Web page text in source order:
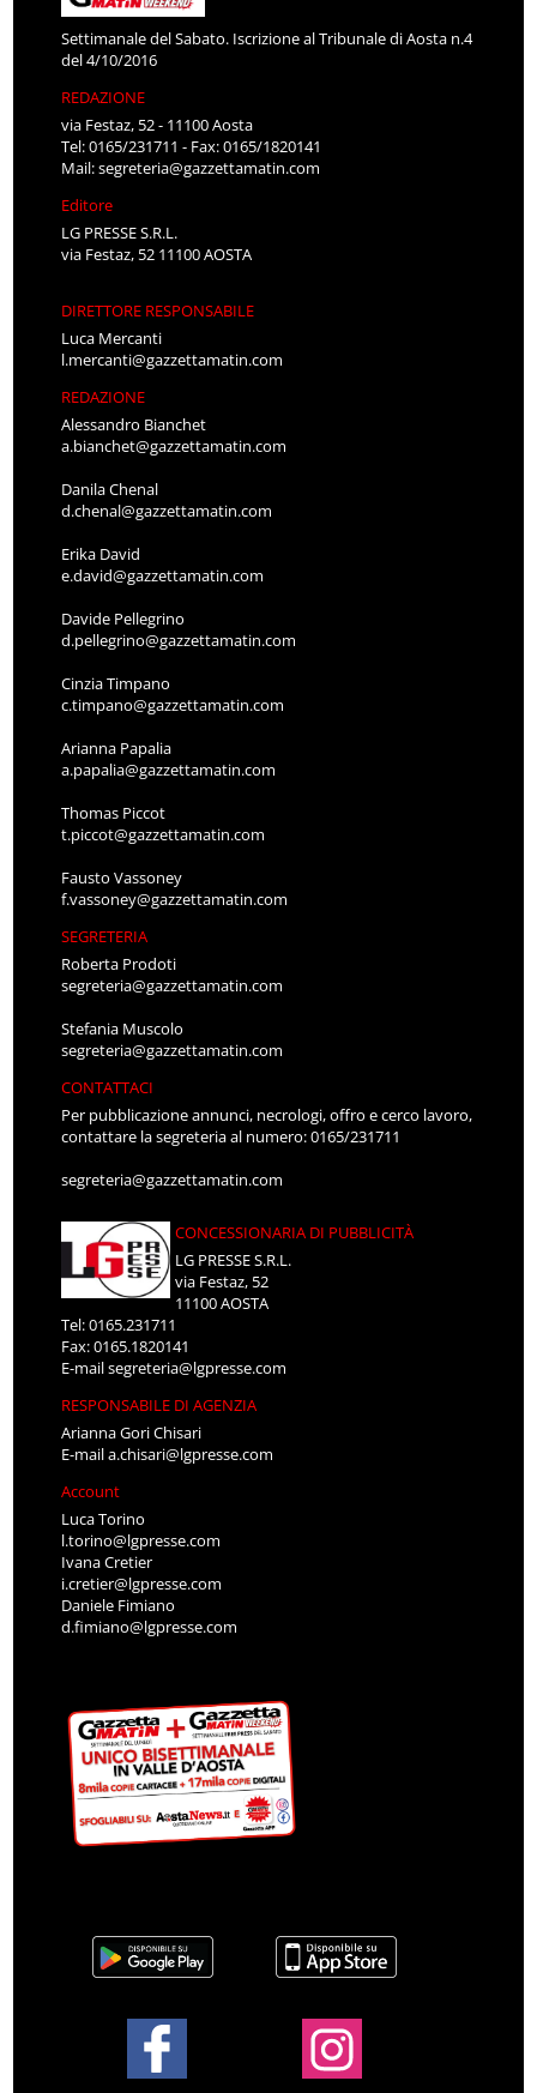
Settimanale del Sabato. Iscrizione al Tribunale di Aosta n.4
del 4/10/2016
REDAZIONE
via Festaz, 52 - 11100 Aosta
Tel: 0165/231711 - Fax: 0165/1820141
Mail:segreteria@gazzettamatin.com
Editore
LG PRESSE S.R.L.
via Festaz, 52 11100 AOSTA
DIRETTORE RESPONSABILE
Luca Mercanti
l.mercanti@gazzettamatin.com
REDAZIONE
Alessandro Bianchet
a.bianchet@gazzettamatin.com
Danila Chenal
d.chenal@gazzettamatin.com
Erika David
e.david@gazzettamatin.com
Davide Pellegrino
d.pellegrino@gazzettamatin.com
Cinzia Timpano
c.timpano@gazzettamatin.com
Arianna Papalia
a.papalia@gazzettamatin.com
Thomas Piccot
t.piccot@gazzettamatin.com
Fausto Vassoney
f.vassoney@gazzettamatin.com
SEGRETERIA
Roberta Prodoti
segreteria@gazzettamatin.com
Stefania Muscolo
segreteria@gazzettamatin.com
CONTATTACI
Per pubblicazione annunci, necrologi, offro e cerco lavoro,
contattare la segreteria al numero: 0165/231711
segreteria@gazzettamatin.com
CONCESSIONARIA DI PUBBLICITÀ
LG PRESSE S.R.L.
via Festaz, 52
11100 AOSTA
Tel: 0165.231711
Fax: 0165.1820141
E-mailsegreteria@lgpresse.com
RESPONSABILE DI AGENZIA
Arianna Gori Chisari
E-maila.chisari@lgpresse.com
Account
Luca Torino
l.torino@lgpresse.com
Ivana Cretier
i.cretier@lgpresse.com
Daniele Fimiano
d.fimiano@lgpresse.com